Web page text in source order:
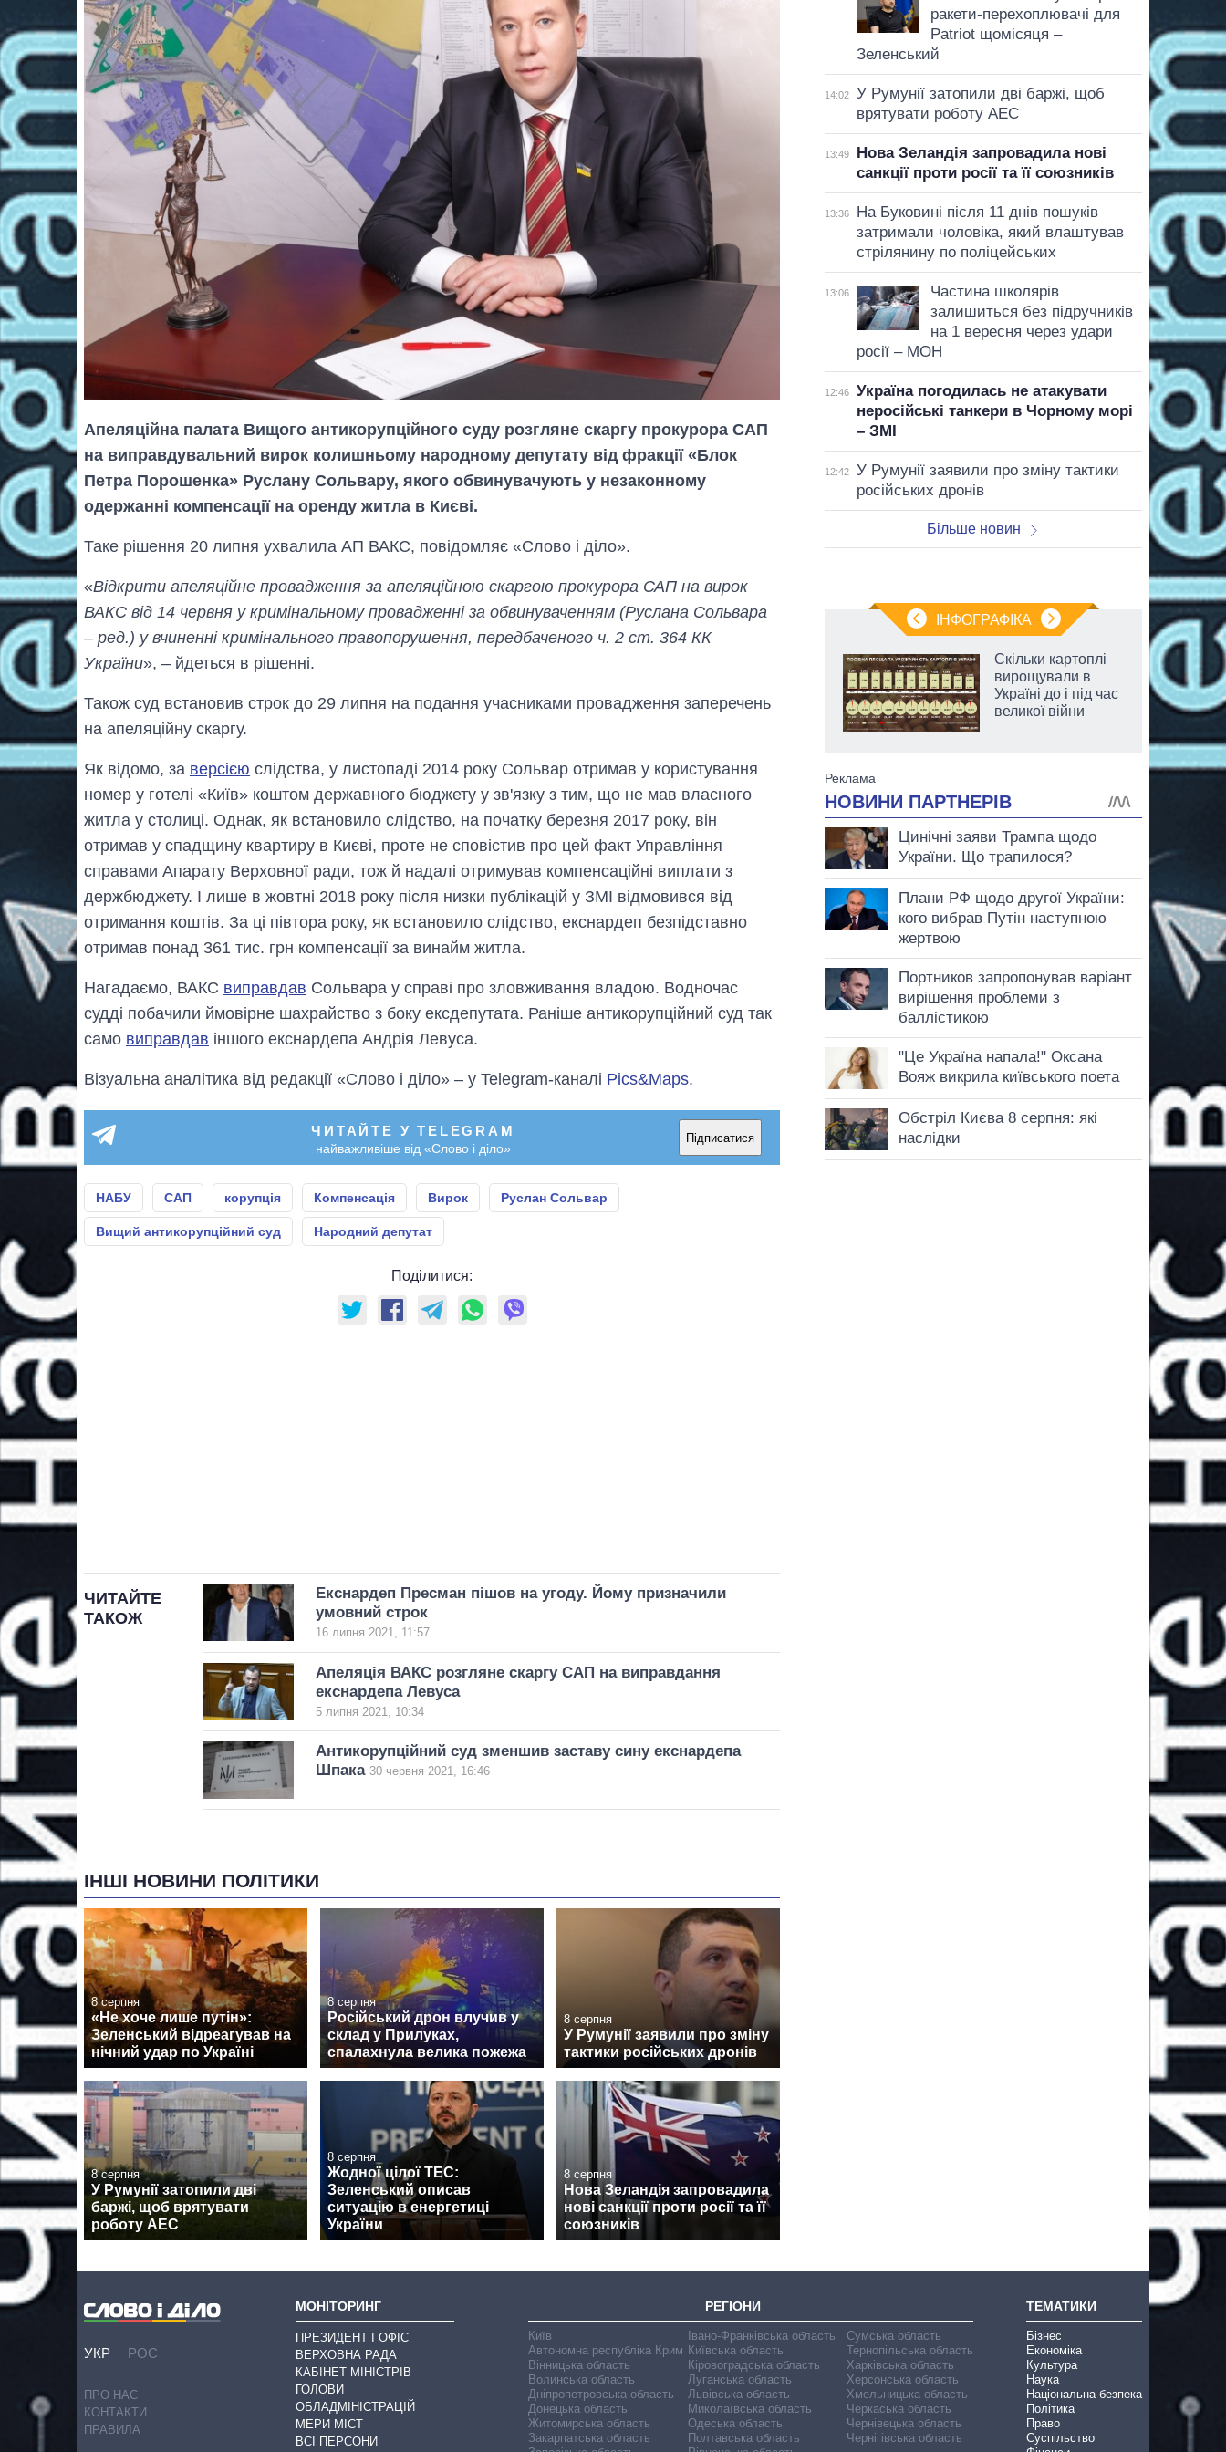
Апеляційна палата Вищого антикорупційного суду розгляне скаргу прокурора САП
на виправдувальний вирок колишньому народному депутату від фракції «Блок
Петра Порошенка» Руслану Сольвару, якого обвинувачують у незаконному
одержанні компенсації на оренду житла в Києві.
Таке рішення 20 липня ухвалила АП ВАКС, повідомляє «Слово і діло».
«Відкрити апеляційне провадження за апеляційною скаргою прокурора САП на вирок
ВАКС від 14 червня у кримінальному провадженні за обвинуваченням (Руслана Сольвара
– ред.) у вчиненні кримінального правопорушення, передбаченого ч. 2 ст. 364 КК
України», – йдеться в рішенні.
Також суд встановив строк до 29 липня на подання учасниками провадження заперечень
на апеляційну скаргу.
Як відомо, за версією слідства, у листопаді 2014 року Сольвар отримав у користування
номер у готелі «Київ» коштом державного бюджету у зв'язку з тим, що не мав власного
житла у столиці. Однак, як встановило слідство, на початку березня 2017 року, він
отримав у спадщину квартиру в Києві, проте не сповістив про цей факт Управління
справами Апарату Верховної ради, тож й надалі отримував компенсаційні виплати з
держбюджету. І лише в жовтні 2018 року після низки публікацій у ЗМІ відмовився від
отримання коштів. За ці півтора року, як встановило слідство, екснардеп безпідставно
отримав понад 361 тис. грн компенсації за винайм житла.
Нагадаємо, ВАКС виправдав Сольвара у справі про зловживання владою. Водночас
судді побачили ймовірне шахрайство з боку ексдепутата. Раніше антикорупційний суд так
само виправдав іншого екснардепа Андрія Левуса.
Візуальна аналітика від редакції «Слово і діло» – у Telegram-каналі Pics&Maps.
ЧИТАЙТЕ У TELEGRAM
найважливіше від «Слово і діло»
Підписатися
НАБУ САП корупція Компенсація Вирок Руслан Сольвар
Вищий антикорупційний суд Народний депутат
Поділитися:
ЧИТАЙТЕ
ТАКОЖ
Екснардеп Пресман пішов на угоду. Йому призначили
умовний строк
16 липня 2021, 11:57
Апеляція ВАКС розгляне скаргу САП на виправдання
екснардепа Левуса
5 липня 2021, 10:34
Антикорупційний суд зменшив заставу сину екснардепа
Шпака 30 червня 2021, 16:46
ІНШІ НОВИНИ ПОЛІТИКИ
8 серпня
«Не хоче лише путін»:
Зеленський відреагував на
нічний удар по Україні
8 серпня
Російський дрон влучив у
склад у Прилуках,
спалахнула велика пожежа
8 серпня
У Румунії заявили про зміну
тактики російських дронів
8 серпня
У Румунії затопили дві
баржі, щоб врятувати
роботу АЕС
8 серпня
Жодної цілої ТЕС:
Зеленський описав
ситуацію в енергетиці
України
8 серпня
Нова Зеландія запровадила
нові санкції проти росії та її
союзників
ракети-перехоплювачі для
Patriot щомісяця –
Зеленський
14:02
У Румунії затопили дві баржі, щоб
врятувати роботу АЕС
13:49
Нова Зеландія запровадила нові
санкції проти росії та її союзників
13:36
На Буковині після 11 днів пошуків
затримали чоловіка, який влаштував
стрілянину по поліцейських
13:06
Частина школярів
залишиться без підручників
на 1 вересня через удари
росії – МОН
12:46
Україна погодилась не атакувати
неросійські танкери в Чорному морі
– ЗМІ
12:42
У Румунії заявили про зміну тактики
російських дронів
Більше новин
ІНФОГРАФІКА
роки і що
Скільки картоплі
вирощували в
Україні до і під час
великої війни
УКР РОС
ПРО НАС
КОНТАКТИ
ПРАВИЛА
МОНІТОРИНГ
ПРЕЗИДЕНТ І ОФІС
ВЕРХОВНА РАДА
КАБІНЕТ МІНІСТРІВ
ГОЛОВИ
ОБЛАДМІНІСТРАЦІЙ
МЕРИ МІСТ
ВСІ ПЕРСОНИ
РЕГІОНИ
Київ
Автономна республіка Крим
Вінницька область
Волинська область
Дніпропетровська область
Донецька область
Житомирська область
Закарпатська область
Івано-Франківська область
Київська область
Кіровоградська область
Луганська область
Львівська область
Миколаївська область
Одеська область
Полтавська область
Сумська область
Тернопільська область
Харківська область
Херсонська область
Хмельницька область
Черкаська область
Чернівецька область
Чернігівська область
ТЕМАТИКИ
Бізнес
Економіка
Культура
Наука
Національна безпека
Політика
Право
Суспільство